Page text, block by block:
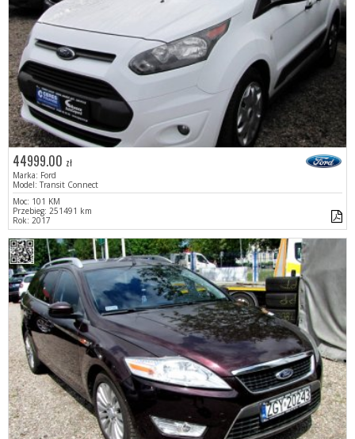
44999.00 zł
Marka: Ford
Model: Transit Connect
Moc: 101 KM
Przebieg: 251491 km
Rok: 2017